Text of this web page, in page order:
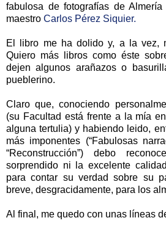
fabulosa de fotografías de
maestro Carlos Pérez Siquier.
El libro me ha dolido y, a la vez,
Quiero más libros como éste
dejen algunos arañazos o
pueblerino.
Claro que, conociendo
(su Facultad está frente a la mía
alguna tertulia) y habiendo leido,
más imponentes (“Fabulosas
“Reconstrucción”) debo
sorprendido ni la excelente
para contar su verdad sobre su
breve, desgracidamente, para los
Al final, me quedo con unas líneas